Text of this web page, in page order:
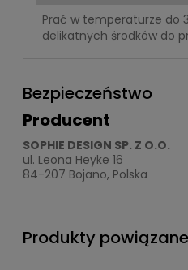
Prać w temperaturze do
delikatnych środków do
Bezpieczeństwo
Producent
SOPHIE DESIGN SP. Z O.O.
ul. Leona Heyke 16
84-207 Bojano, Polska
Produkty powiązane